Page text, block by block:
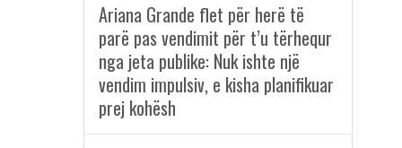
Ariana Grande flet për herë të
parë pas vendimit për t’u tërhequr
nga jeta publike: Nuk ishte një
vendim impulsiv, e kisha planifikuar
prej kohësh